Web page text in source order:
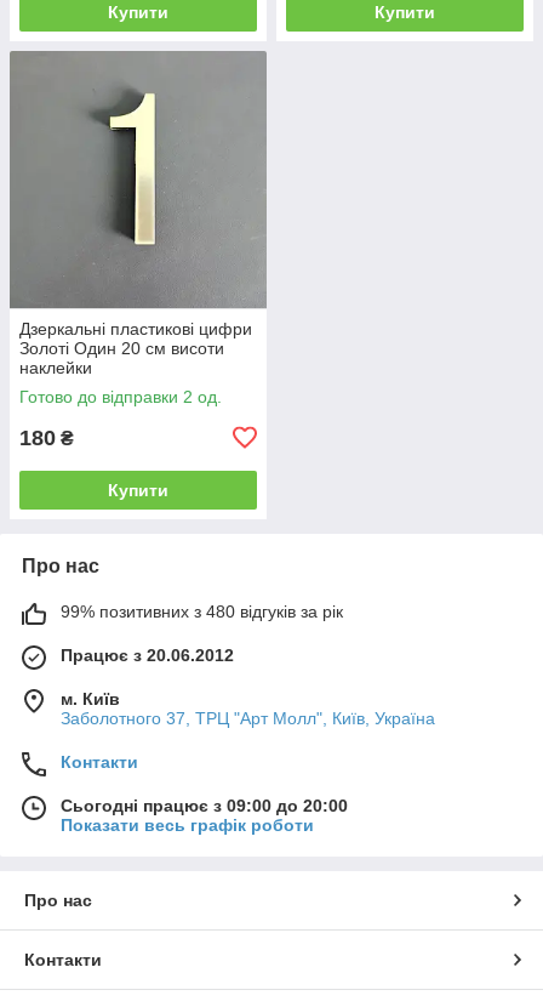
Купити Купити
Дзеркальні пластикові цифри
Золоті Один 20 см висоти
наклейки
Готово до відправки 2 од.
180 ₴
Купити
Про нас
99% позитивних з 480 відгуків за рік
Працює з 20.06.2012
м. Київ
Заболотного 37, ТРЦ "Арт Молл", Київ, Україна
Контакти
Сьогодні працює з 09:00 до 20:00
Показати весь графік роботи
Про нас
Контакти